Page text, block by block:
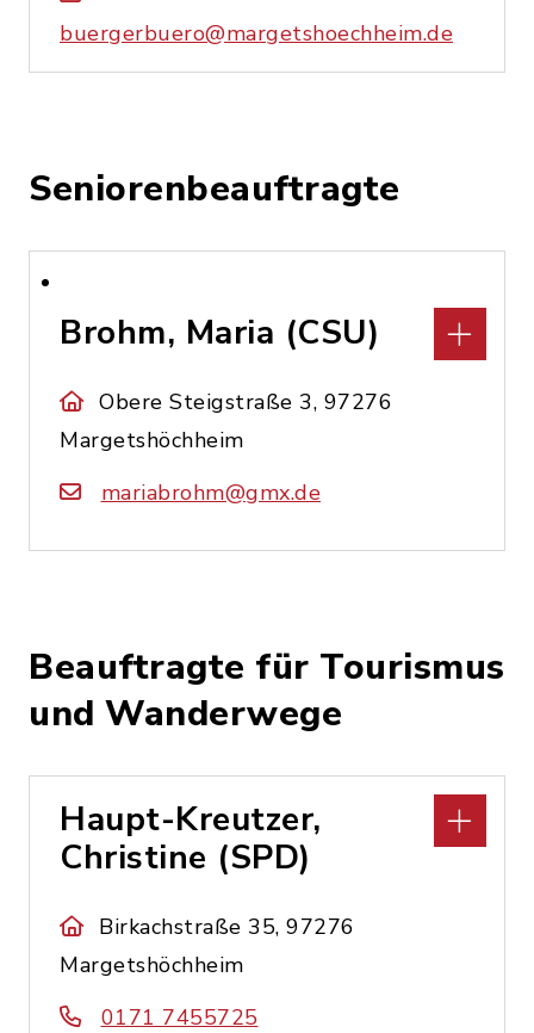
buergerbuero@margetshoechheim.de
Seniorenbeauftragte
Brohm, Maria (CSU)
Obere Steigstraße 3, 97276
Margetshöchheim
mariabrohm@gmx.de
Beauftragte für Tourismus
und Wanderwege
Haupt-Kreutzer,
Christine (SPD)
Birkachstraße 35, 97276
Margetshöchheim
0171 7455725